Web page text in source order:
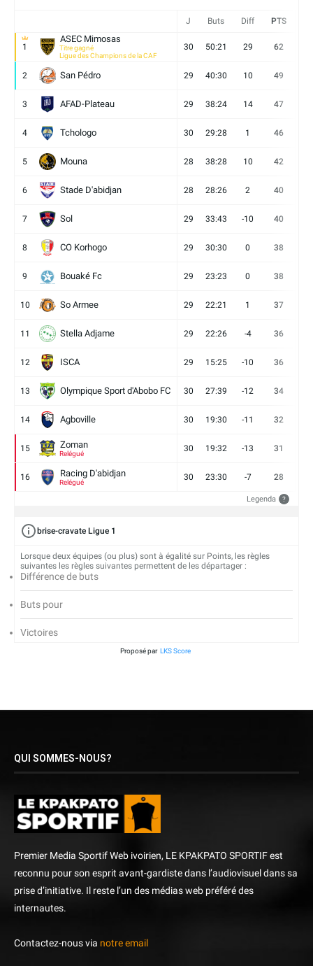
J Buts Diff PTS
1
ASEC Mimosas
Titre gagné
Ligue des Champions de la CAF
30 50:21 29 62
2 San Pédro 29 40:30 10 49
3 AFAD-Plateau 29 38:24 14 47
4 Tchologo 30 29:28 1 46
5 Mouna 28 38:28 10 42
6 Stade D'abidjan 28 28:26 2 40
7 Sol 29 33:43 -10 40
8 CO Korhogo 29 30:30 0 38
9 Bouaké Fc 29 23:23 0 38
10 So Armee 29 22:21 1 37
11 Stella Adjame 29 22:26 -4 36
12 ISCA 29 15:25 -10 36
13 Olympique Sport d'Abobo FC 30 27:39 -12 34
14 Agboville 30 19:30 -11 32
15 Zoman
Relégué
30 19:32 -13 31
16 Racing D'abidjan
Relégué
30 23:30 -7 28
Legenda ?
brise-cravate Ligue 1
Lorsque deux équipes (ou plus) sont à égalité sur Points, les règles
suivantes les règles suivantes permettent de les départager :
Différence de buts
Buts pour
Victoires
Proposé par LKS Score
QUI SOMMES-NOUS?
Premier Media Sportif Web ivoirien, LE KPAKPATO SPORTIF est
reconnu pour son esprit avant-gardiste dans l’audiovisuel dans sa
prise d’initiative. Il reste l’un des médias web préféré des
internautes.
Contactez-nous via notre email